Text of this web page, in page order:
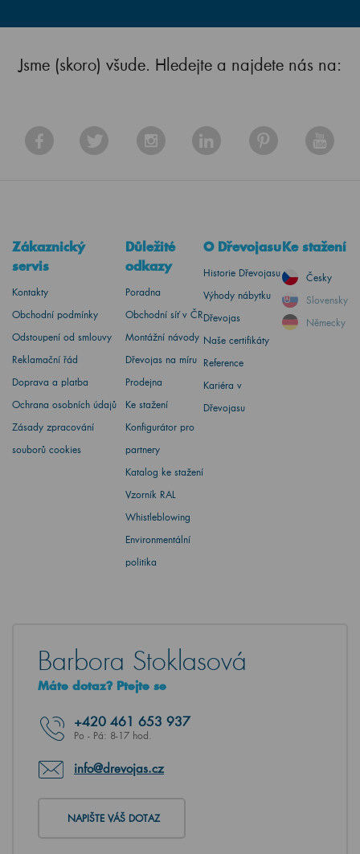
Jsme (skoro) všude. Hledejte a najdete nás na:
Zákaznický
servis
Kontakty
Obchodní podmínky
Odstoupení od smlouvy
Reklamační řád
Doprava a platba
Ochrana osobních údajů
Zásady zpracování
souborů cookies
Důležité
odkazy
Poradna
Obchodní síť v ČR
Montážní návody
Dřevojas na míru
Prodejna
Ke stažení
Konfigurátor pro
partnery
Katalog ke stažení
Vzorník RAL
Whistleblowing
Environmentální
politika
O Dřevojasu
Historie Dřevojasu
Výhody nábytku
Dřevojas
Naše certifikáty
Reference
Kariéra v
Dřevojasu
Ke stažení
Česky
Slovensky
Německy
Barbora Stoklasová
Máte dotaz? Ptejte se
+420 461 653 937
Po - Pá: 8-17 hod.
info@drevojas.cz
NAPIŠTE VÁŠ DOTAZ